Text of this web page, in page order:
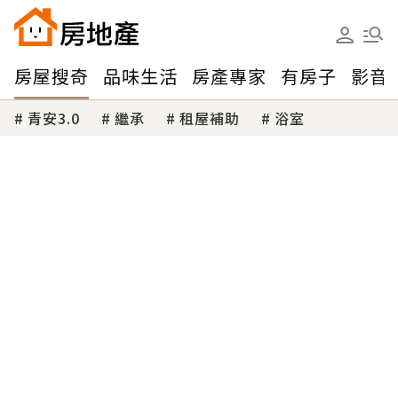
房屋搜奇 品味生活 房產專家 有房子 影音
青安3.0 繼承 租屋補助 浴室